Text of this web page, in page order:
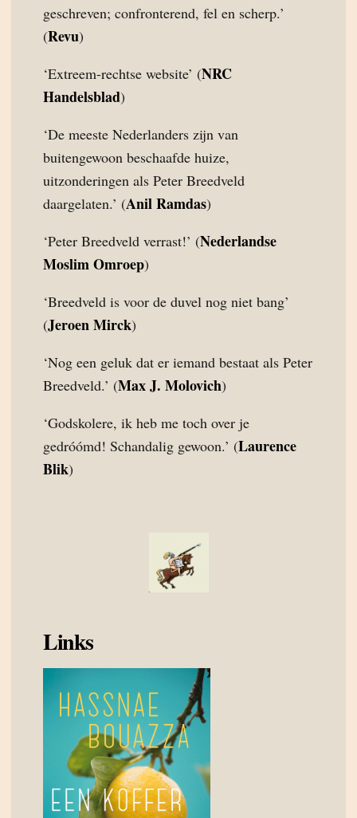
geschreven; confronterend, fel en scherp.’
(Revu)
‘Extreem-rechtse website’ (NRC
Handelsblad)
‘De meeste Nederlanders zijn van
buitengewoon beschaafde huize,
uitzonderingen als Peter Breedveld
daargelaten.’ (Anil Ramdas)
‘Peter Breedveld verrast!’ (Nederlandse
Moslim Omroep)
‘Breedveld is voor de duvel nog niet bang’
(Jeroen Mirck)
‘Nog een geluk dat er iemand bestaat als Peter
Breedveld.’ (Max J. Molovich)
‘Godskolere, ik heb me toch over je
gedróómd! Schandalig gewoon.’ (Laurence
Blik)
Links